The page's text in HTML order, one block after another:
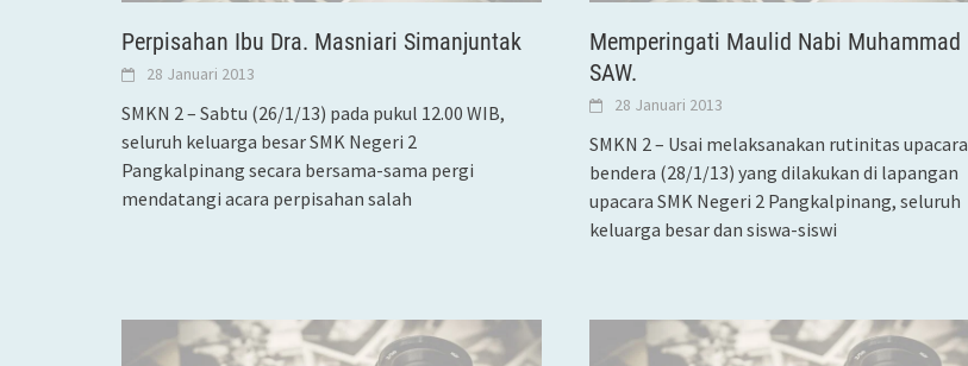
Perpisahan Ibu Dra. Masniari Simanjuntak
28 Januari 2013
SMKN 2 – Sabtu (26/1/13) pada pukul 12.00 WIB,
seluruh keluarga besar SMK Negeri 2
Pangkalpinang secara bersama-sama pergi
mendatangi acara perpisahan salah
Memperingati Maulid Nabi Muhammad
SAW.
28 Januari 2013
SMKN 2 – Usai melaksanakan rutinitas upacara
bendera (28/1/13) yang dilakukan di lapangan
upacara SMK Negeri 2 Pangkalpinang, seluruh
keluarga besar dan siswa-siswi